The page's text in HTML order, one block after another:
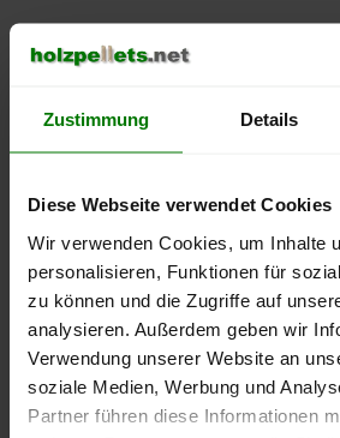
Zustimmung Details
Diese Webseite verwendet Cookies
Wir verwenden Cookies, um Inhalte
personalisieren, Funktionen für
zu können und die Zugriffe auf
analysieren. Außerdem geben wir
Verwendung unserer Website an
soziale Medien, Werbung und
Partner führen diese Informationen
lose Ware
September
Januar
250 €
300 €
Die aktuelle Preisentwicklung für
können Sie jederzeit auf unserer
nachvollziehen.